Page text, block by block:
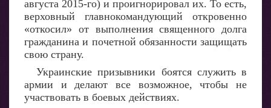
августа 2015-го) и проигнорировал их. То есть,
верховный главнокомандующий откровенно
«откосил» от выполнения священного долга
гражданина и почетной обязанности защищать
свою страну.
Украинские призывники боятся служить в
армии и делают все возможное, чтобы не
участвовать в боевых действиях.